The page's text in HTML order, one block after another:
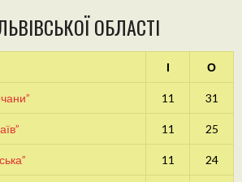
ОБЛАСТІ
І О
11 31
11 25
11 24